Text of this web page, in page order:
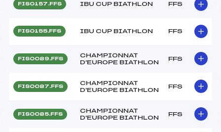
FIS0157.FFS IBU CUP BIATHLON FFS
FIS0155.FFS IBU CUP BIATHLON FFS
FIS0089.FFS
CHAMPIONNAT
D'EUROPE BIATHLON
FFS
FIS0087.FFS
CHAMPIONNAT
D'EUROPE BIATHLON
FFS
FIS0085.FFS
CHAMPIONNAT
D'EUROPE BIATHLON
FFS